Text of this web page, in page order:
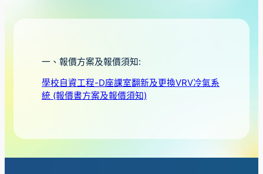
一、報價方案及報價須知:
學校自資工程-D座課室翻新及更換VRV冷氣系
統 (報價書方案及報價須知)